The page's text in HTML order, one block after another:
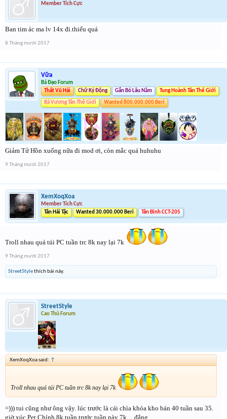
Member Tích Cực
Ban tim ác ma lv 14x đi.thiếu quá
8 Tháng mười 2017
Vữa
Bá Đạo Forum
Thất Vũ Hải
Chữ Ký Động Gắn Bó Lâu Năm Tung Hoành Tân Thế Giới
Bá Vương Tân Thế Giới Wanted 800.000.000 Beri
Giảm Tử Hồn xuống nữa đi mod ơi, còn mắc quá huhuhu
9 Tháng mười 2017
XemXoqXoa
Member Tích Cực
Tân Hải Tặc
Wanted 30.000.000 Beri Tân Binh CCT-205
Troll nhau quá túi PC tuần trc 8k nay lại 7k
9 Tháng mười 2017
StreetStylethích bài này.
StreetStyle
Cao Thủ Forum
XemXoqXoa said: ↑
Troll nhau quá túi PC tuần trc 8k nay lại 7k
=))) tui cũng như ông vậy. lúc trước là cái chìa khóa kho bán 40 tuần sau 35.
giờ xúc Pet Chính 8k tuần trước tuần này 7k.... đắng